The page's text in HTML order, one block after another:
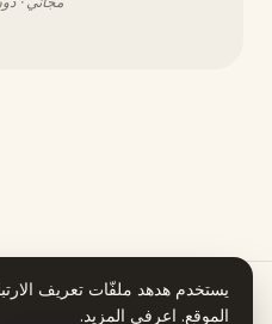
يستخدم هدهد ملفّات تعريف
الموقع. اعرفي المزيد.